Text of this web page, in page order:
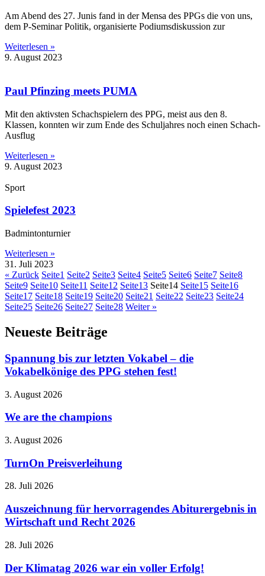
Am Abend des 27. Junis fand in der Mensa des PPGs die von uns,
dem P-Seminar Politik, organisierte Podiumsdiskussion zur
Weiterlesen »
9. August 2023
Paul Pfinzing meets PUMA
Mit den aktivsten Schachspielern des PPG, meist aus den 8.
Klassen, konnten wir zum Ende des Schuljahres noch einen Schach-
Ausflug
Weiterlesen »
9. August 2023
Sport
Spielefest 2023
Badmintonturnier
Weiterlesen »
31. Juli 2023
« Zurück Seite1 Seite2 Seite3 Seite4 Seite5 Seite6 Seite7 Seite8
Seite9 Seite10 Seite11 Seite12 Seite13 Seite14 Seite15 Seite16
Seite17 Seite18 Seite19 Seite20 Seite21 Seite22 Seite23 Seite24
Seite25 Seite26 Seite27 Seite28 Weiter »
Neueste Beiträge
Spannung bis zur letzten Vokabel – die
Vokabelkönige des PPG stehen fest!
3. August 2026
We are the champions
3. August 2026
TurnOn Preisverleihung
28. Juli 2026
Auszeichnung für hervorragendes Abiturergebnis in
Wirtschaft und Recht 2026
28. Juli 2026
Der Klimatag 2026 war ein voller Erfolg!